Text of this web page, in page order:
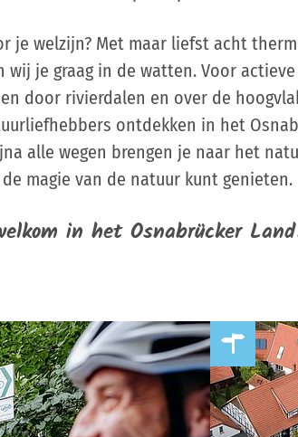
je welzijn? Met maar liefst acht
wij je graag in de watten. Voor
door rivierdalen en over de
ontdekken in het
alle wegen brengen je naar het
magie van de natuur kunt genieten.
in het Osnabrücker